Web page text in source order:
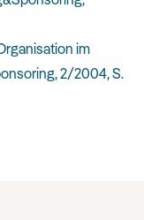
im
2/2004, S.